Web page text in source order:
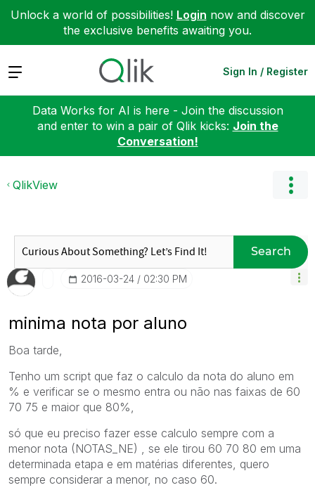
Unlock a world of possibilities! Login now and discover
the exclusive benefits awaiting you.
Expand Sign In / Register
Data Works for AI is here - Join the discussion
and enter to win a pair of Qlik kicks: Join the
Conversation!
QlikView
Search
‎2016-03-24 02:30 PM
minima nota por aluno
Boa tarde,
Tenho um script que faz o calculo da nota do aluno em
% e verificar se o mesmo entra ou não nas faixas de 60
70 75 e maior que 80%,
só que eu preciso fazer esse calculo sempre com a
menor nota (NOTAS_NE) , se ele tirou 60 70 80 em uma
determinada etapa e em matérias diferentes, quero
sempre considerar a menor, no caso 60.